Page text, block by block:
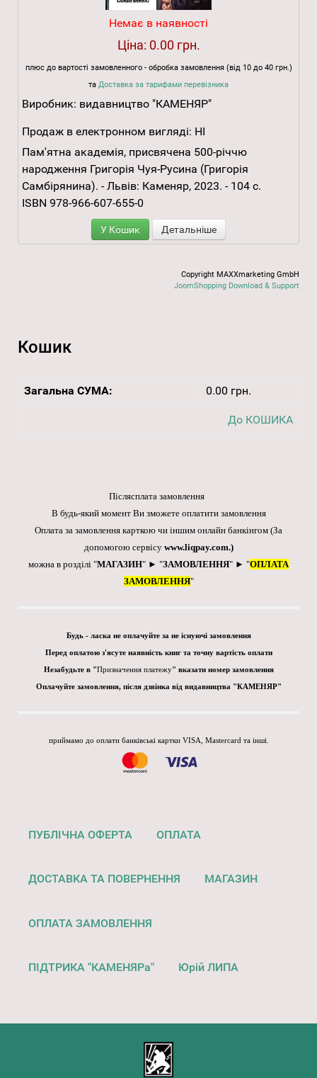
Немає в наявності
Ціна: 0.00 грн.
плюс до вартості замовленного - обробка замовлення (від 10 до 40 грн.)
та Доставка за тарифами перевізника
Виробник: видавництво "КАМЕНЯР"
Продаж в електронном вигляді: НІ
Пам'ятна академія, присвячена 500-річчю
народження Григорія Чуя-Русина (Григорія
Самбірянина). - Львів: Каменяр, 2023. - 104 с.
ISBN 978-966-607-655-0
У Кошик Детальніше
Copyright MAXXmarketing GmbH
JoomShopping Download & Support
Кошик
Загальна СУМА: 0.00 грн.
До КОШИКА
Післясплата замовлення
В будь-який момент Ви зможете оплатити замовлення
Оплата за замовлення карткою чи іншим онлайн банкінгом (За
допомогою сервісу www.liqpay.com.)
можна в розділі "МАГАЗИН" ► "ЗАМОВЛЕННЯ" ► "ОПЛАТА
ЗАМОВЛЕННЯ"
Будь - ласка не оплачуйте за не існуючі замовлення
Перед оплатою з'ясуте наявність книг та точну вартість оплати
Незабудьте в "Призначення платежу" вказати номер замовлення
Оплачуйте замовлення, після дзвінка від видавництва "КАМЕНЯР"
приймамо до оплати банківські картки VISA, Mastercard та інші.
ПУБЛІЧНА ОФЕРТА ОПЛАТА
ДОСТАВКА ТА ПОВЕРНЕННЯ МАГАЗИН
ОПЛАТА ЗАМОВЛЕННЯ
ПІДТРИКА "КАМЕНЯРа" Юрій ЛИПА